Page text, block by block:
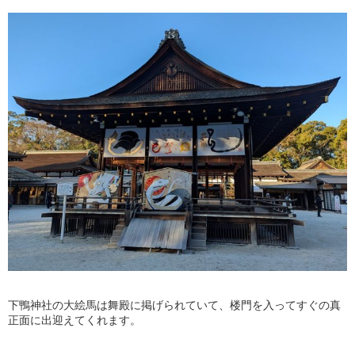
下鴨神社の大絵馬は舞殿に掲げられていて、楼門を入ってすぐの真
正面に出迎えてくれます。